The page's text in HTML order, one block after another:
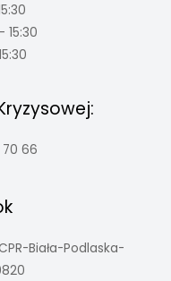
15:30
66
Biała-Podlaska-